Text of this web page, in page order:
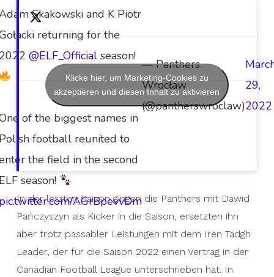
Skakowski and K Piotr
returning for the
@ELF_Officialseason!
of the biggest names in
football reunited to
the field in the second
season!
AGrBpevvDm
— Panthers
Wrocław
(@pantherswroclaw)
29,
2022
Klicke hier, um Marketing-Cookies zu
akzeptieren und diesen Inhalt zu aktivieren
In der letzten Saison gingen die Panthers mit Dawid
Pańczyszyn als Kicker in die Saison, ersetzten ihn
aber trotz passabler Leistungen mit dem Iren Tadgh
Leader, der für die Saison 2022 einen Vertrag in der
Canadian Football League unterschrieben hat. In